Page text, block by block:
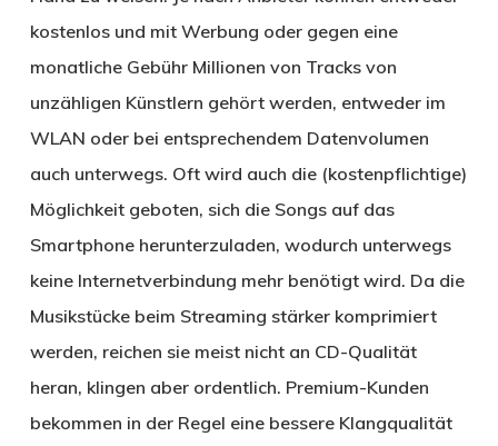
kostenlos und mit Werbung oder gegen eine
monatliche Gebühr Millionen von Tracks von
unzähligen Künstlern gehört werden, entweder im
WLAN oder bei entsprechendem Datenvolumen
auch unterwegs. Oft wird auch die (kostenpflichtige)
Möglichkeit geboten, sich die Songs auf das
Smartphone herunterzuladen, wodurch unterwegs
keine Internetverbindung mehr benötigt wird. Da die
Musikstücke beim Streaming stärker komprimiert
werden, reichen sie meist nicht an CD-Qualität
heran, klingen aber ordentlich. Premium-Kunden
bekommen in der Regel eine bessere Klangqualität